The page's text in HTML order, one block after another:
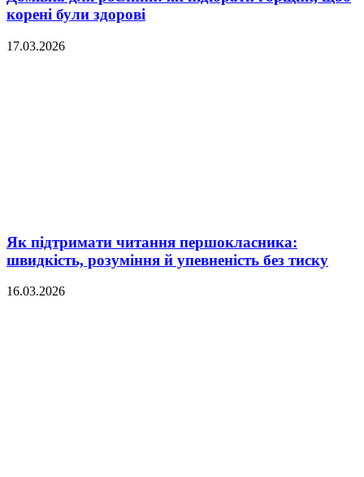
корені були здорові
17.03.2026
Як підтримати читання першокласника:
швидкість, розуміння й упевненість без тиску
16.03.2026